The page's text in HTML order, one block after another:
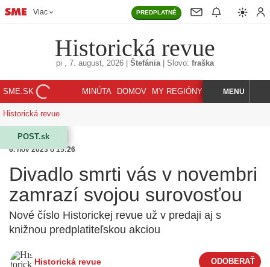
Viac PREDPLATNÉ
Historická revue
pi , 7. august, 2026 Štefánia| Slovo: fraška
SME.SK MINÚTA DOMOV MY REGIÓNY KORZÁR
HĽADAJMENU
Historická revue
POST.sk
6. nov 2023 o 15:26
Divadlo smrti vás v novembri
zamrazí svojou surovosťou
Nové číslo Historickej revue už v predaji aj s
knižnou predplatiteľskou akciou
Historická revue